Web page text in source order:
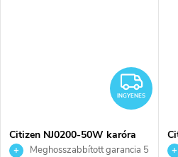
INGYENES
Citizen NJ0200-50W karóra
Meghosszabbított garancia 5